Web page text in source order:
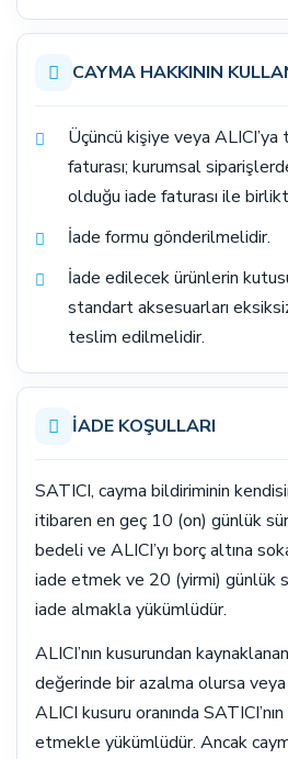
CAYMA HAKKININ
Üçüncü kişiye veya
faturası; kurumsal
olduğu iade faturası ile
İade formu gönderilmelidir.
İade edilecek ürünlerin
standart aksesuarları
teslim edilmelidir.
İADE KOŞULLARI
SATICI, cayma bildiriminin
itibaren en geç 10 (on) günlük
bedeli ve ALICI’yı borç altına
iade etmek ve 20 (yirmi) günlük
iade almakla yükümlüdür.
ALICI’nın kusurundan
değerinde bir azalma olursa veya
ALICI kusuru oranında
etmekle yükümlüdür. Ancak